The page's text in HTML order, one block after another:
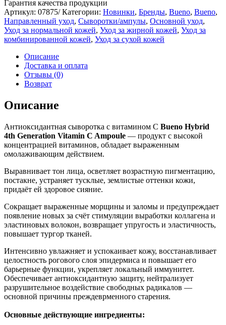
Гарантия качества продукции
Артикул: 07875/ Категории: Новинки, Бренды, Bueno, Bueno,
Направленный уход, Сыворотки/ампулы, Основной уход,
Уход за нормальной кожей, Уход за жирной кожей, Уход за
комбинированной кожей, Уход за сухой кожей
Описание
Доставка и оплата
Отзывы (0)
Возврат
Описание
Антиоксидантная сыворотка с витамином С Bueno Hybrid
4th Generation Vitamin C Ampoule — продукт с высокой
концентрацией витаминов, обладает выраженным
омолаживающим действием.
Выравнивает тон лица, осветляет возрастную пигментацию,
постакне, устраняет тусклые, землистые оттенки кожи,
придаёт ей здоровое сияние.
Сокращает выраженные морщины и заломы и предупреждает
появление новых за счёт стимуляции выработки коллагена и
эластиновых волокон, возвращает упругость и эластичность,
повышает тургор тканей.
Интенсивно увлажняет и успокаивает кожу, восстанавливает
целостность рогового слоя эпидермиса и повышает его
барьерные функции, укрепляет локальный иммунитет.
Обеспечивает антиоксидантную защиту, нейтрализует
разрушительное воздействие свободных радикалов —
основной причины преждеврменного старения.
Основные действующие ингредиенты: